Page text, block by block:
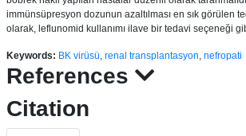
immünsüpresyon dozunun azaltılması en sık görülen
olarak, leflunomid kullanımı ilave bir tedavi seçeneği
Keywords: BK virüsü, renal transplantasyon, nefropati
References
Citation